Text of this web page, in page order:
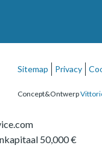
50,000 €
Sitemap Privacy
Concept&Ontwerp